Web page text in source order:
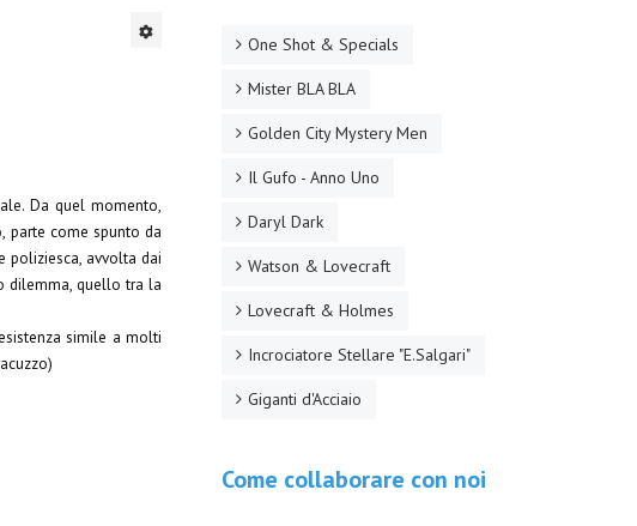
Da quel momento,
parte come spunto da
poliziesca, avvolta dai
dilemma, quello tra la
simile a molti
One Shot & Specials
Mister BLA BLA
Golden City Mystery Men
Il Gufo - Anno Uno
Daryl Dark
Watson & Lovecraft
Lovecraft & Holmes
Incrociatore Stellare "E.Salgari"
Giganti d'Acciaio
Come collaborare con noi